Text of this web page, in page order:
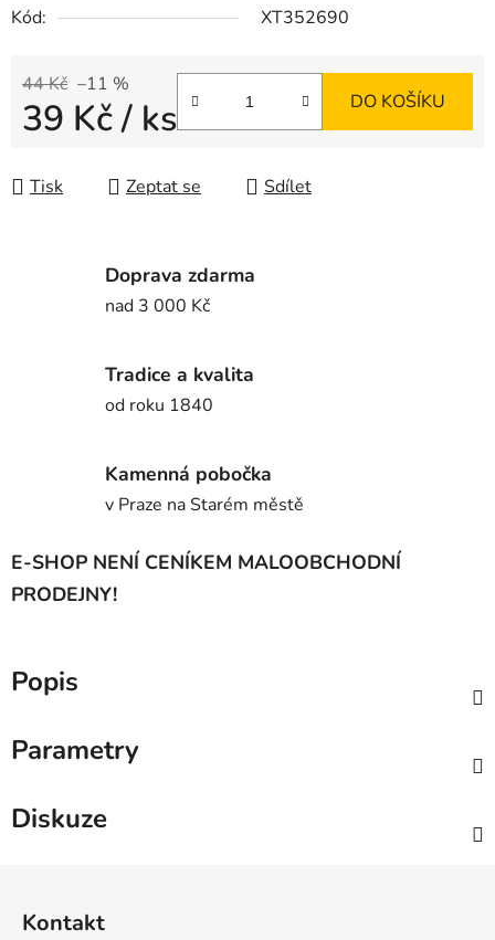
Kód:
XT352690
44 Kč –11 %
39 Kč/ ks DO KOŠÍKU
Tisk Zeptat se Sdílet
Doprava zdarma
nad 3 000 Kč
Tradice a kvalita
od roku 1840
Kamenná pobočka
v Praze na Starém městě
E-SHOP NENÍ CENÍKEM MALOOBCHODNÍ
PRODEJNY!
Popis
Parametry
Diskuze
Kontakt